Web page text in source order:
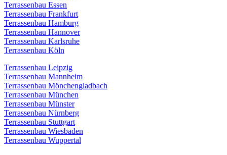
Terrassenbau Essen
Terrassenbau Frankfurt
Terrassenbau Hamburg
Terrassenbau Hannover
Terrassenbau Karlsruhe
Terrassenbau Köln
Terrassenbau Leipzig
Terrassenbau Mannheim
Terrassenbau Mönchengladbach
Terrassenbau München
Terrassenbau Münster
Terrassenbau Nürnberg
Terrassenbau Stuttgart
Terrassenbau Wiesbaden
Terrassenbau Wuppertal